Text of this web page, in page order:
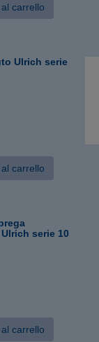
carrello
Ulrich serie
carrello
serie 10
carrello